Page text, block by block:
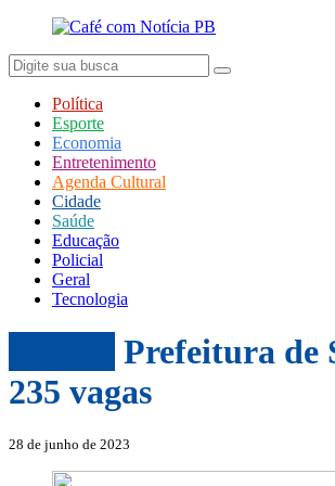
Política
Esporte
Economia
Entretenimento
Agenda Cultural
Cidade
Saúde
Educação
Policial
Geral
Tecnologia
Prefeitura de
235 vagas
28 de junho de 2023